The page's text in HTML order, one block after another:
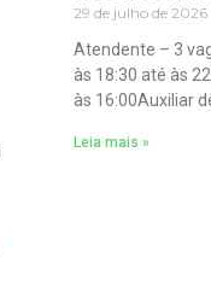
29 de julho de 2026
Atendente – 3
às 18:30 até às
às 16:00Auxiliar
Leia mais »